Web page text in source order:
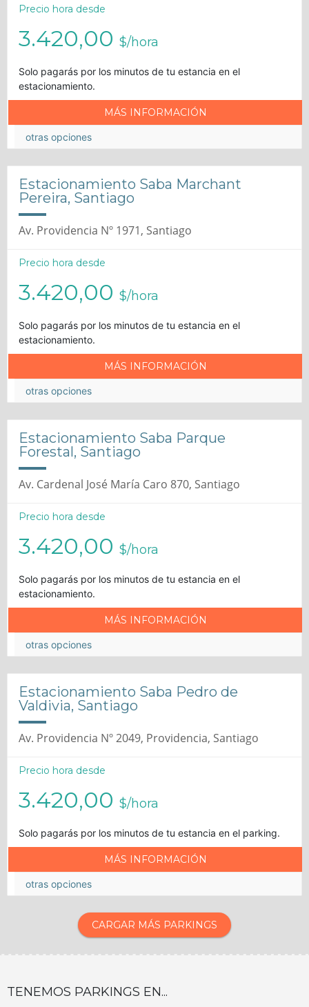
Precio hora desde
3.420,00 $/hora
Solo pagarás por los minutos de tu estancia en el
estacionamiento.
MÁS INFORMACIÓN
otras opciones
Estacionamiento Saba Marchant
Pereira, Santiago
Av. Providencia Nº 1971, Santiago
Precio hora desde
3.420,00 $/hora
Solo pagarás por los minutos de tu estancia en el
estacionamiento.
MÁS INFORMACIÓN
otras opciones
Estacionamiento Saba Parque
Forestal, Santiago
Av. Cardenal José María Caro 870, Santiago
Precio hora desde
3.420,00 $/hora
Solo pagarás por los minutos de tu estancia en el
estacionamiento.
MÁS INFORMACIÓN
otras opciones
Estacionamiento Saba Pedro de
Valdivia, Santiago
Av. Providencia Nº 2049, Providencia, Santiago
Precio hora desde
3.420,00 $/hora
Solo pagarás por los minutos de tu estancia en el parking.
MÁS INFORMACIÓN
otras opciones
CARGAR MÁS PARKINGS
TENEMOS PARKINGS EN...